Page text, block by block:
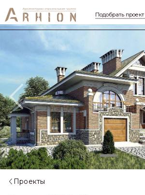
Подобрать проект
Previous
Проекты